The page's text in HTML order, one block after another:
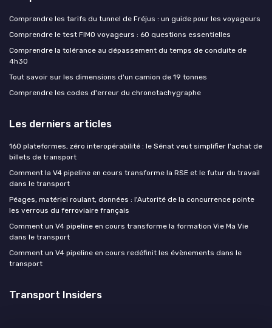
Comprendre les tarifs du tunnel de Fréjus : un guide pour les voyageurs
Comprendre le test FIMO voyageurs : 60 questions essentielles
Comprendre la tolérance au dépassement du temps de conduite de
4h30
Tout savoir sur les dimensions d'un camion de 19 tonnes
Comprendre les codes d'erreur du chronotachygraphe
Les derniers articles
160 plateformes, zéro interopérabilité : le Sénat veut simplifier l'achat de
billets de transport
Comment la V4 pipeline en cours transforme la RSE et le futur du travail
dans le transport
Péages, matériel roulant, données : l'Autorité de la concurrence pointe
les verrous du ferroviaire français
Comment un V4 pipeline en cours transforme la formation Vie Ma Vie
dans le transport
Comment un V4 pipeline en cours redéfinit les évènements dans le
transport
Transport Insiders